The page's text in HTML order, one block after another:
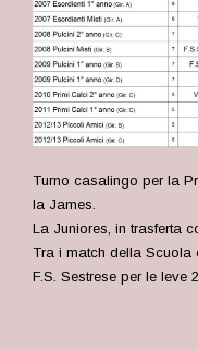
Turno casalingo per la
la James.
La Juniores, in trasferta
Tra i match della
F.S. Sestrese per le leve